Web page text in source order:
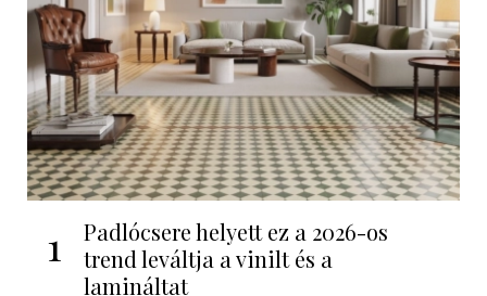
1
Padlócsere helyett ez a 2026-os
trend leváltja a vinilt és a
lamináltat